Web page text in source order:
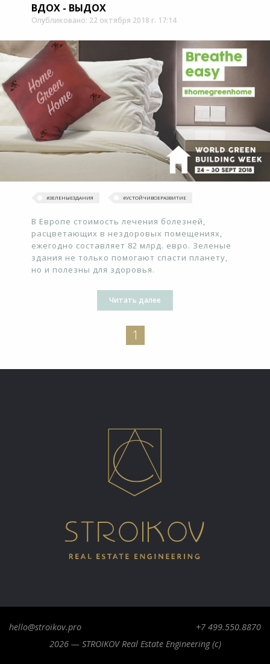
ВДОХ - ВЫДОХ
Опубликовано: 22 октября 2018 г. 17:14
#ЗЕЛЕНЫЕЗДАНИЯ #УСТОЙЧИВОЕРАЗВИТИЕ
В Европе стоимость лечения болезней,
расцветающих в нездоровых помещениях,
ежегодно составляет 82 млрд. евро. Зеленые
здания не только помогают спасти планету,
но и полезны для здоровья.
Читать далее
1
hello@stroikov.pro
+7 499.550.8870
2026 — STROIKOV Real Estate Engineering (c)